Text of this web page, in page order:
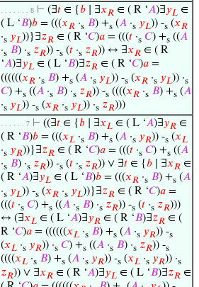
. . . . . . . 8 ⊢ (∃𝑡 ∈ {𝑏 ∣ ∃𝑥𝑅 ∈ ( R ‘𝐴)∃𝑦𝐿 ∈
( L ‘𝐵)𝑏 = (((𝑥𝑅 ·s 𝐵) +s (𝐴 ·s 𝑦𝐿)) -s (𝑥𝑅
·s 𝑦𝐿))}∃𝑧𝑅 ∈ ( R ‘𝐶)𝑎 = (((𝑡 ·s 𝐶) +s ((𝐴
·s 𝐵) ·s 𝑧𝑅)) -s (𝑡 ·s 𝑧𝑅)) ↔ ∃𝑥𝑅 ∈ ( R
‘𝐴)∃𝑦𝐿 ∈ ( L ‘𝐵)∃𝑧𝑅 ∈ ( R ‘𝐶)𝑎 =
((((((𝑥𝑅 ·s 𝐵) +s (𝐴 ·s 𝑦𝐿)) -s (𝑥𝑅 ·s 𝑦𝐿)) ·s
𝐶) +s ((𝐴 ·s 𝐵) ·s 𝑧𝑅)) -s ((((𝑥𝑅 ·s 𝐵) +s (𝐴
·s 𝑦𝐿)) -s (𝑥𝑅 ·s 𝑦𝐿)) ·s 𝑧𝑅)))
. . . . . . 7 ⊢ ((∃𝑡 ∈ {𝑏 ∣ ∃𝑥𝐿 ∈ ( L ‘𝐴)∃𝑦𝑅 ∈
( R ‘𝐵)𝑏 = (((𝑥𝐿 ·s 𝐵) +s (𝐴 ·s 𝑦𝑅)) -s (𝑥𝐿
·s 𝑦𝑅))}∃𝑧𝑅 ∈ ( R ‘𝐶)𝑎 = (((𝑡 ·s 𝐶) +s ((𝐴
·s 𝐵) ·s 𝑧𝑅)) -s (𝑡 ·s 𝑧𝑅)) ∨ ∃𝑡 ∈ {𝑏 ∣ ∃𝑥𝑅 ∈
( R ‘𝐴)∃𝑦𝐿 ∈ ( L ‘𝐵)𝑏 = (((𝑥𝑅 ·s 𝐵) +s (𝐴
·s 𝑦𝐿)) -s (𝑥𝑅 ·s 𝑦𝐿))}∃𝑧𝑅 ∈ ( R ‘𝐶)𝑎 =
(((𝑡 ·s 𝐶) +s ((𝐴 ·s 𝐵) ·s 𝑧𝑅)) -s (𝑡 ·s 𝑧𝑅)))
↔ (∃𝑥𝐿 ∈ ( L ‘𝐴)∃𝑦𝑅 ∈ ( R ‘𝐵)∃𝑧𝑅 ∈ (
R ‘𝐶)𝑎 = ((((((𝑥𝐿 ·s 𝐵) +s (𝐴 ·s 𝑦𝑅)) -s
(𝑥𝐿 ·s 𝑦𝑅)) ·s 𝐶) +s ((𝐴 ·s 𝐵) ·s 𝑧𝑅)) -s
((((𝑥𝐿 ·s 𝐵) +s (𝐴 ·s 𝑦𝑅)) -s (𝑥𝐿 ·s 𝑦𝑅)) ·s
𝑧𝑅)) ∨ ∃𝑥𝑅 ∈ ( R ‘𝐴)∃𝑦𝐿 ∈ ( L ‘𝐵)∃𝑧𝑅 ∈